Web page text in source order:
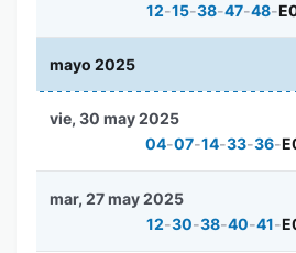
12-15-38-47-48-
mayo 2025
04-07-14-33-36-
vie, 30 may 2025
12-30-38-40-41-
mar, 27 may 2025